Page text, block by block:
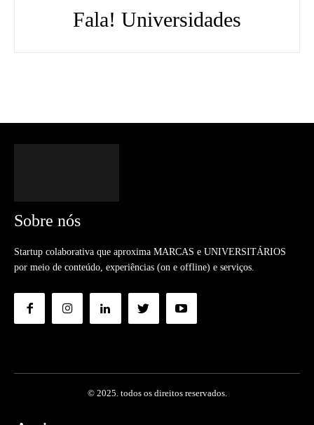
Fala! Universidades
Sobre nós
Startup colaborativa que aproxima MARCAS e UNIVERSITÁRIOS
por meio de conteúdo, experiências (on e offline) e serviços.
© 2025. todos os direitos reservados.